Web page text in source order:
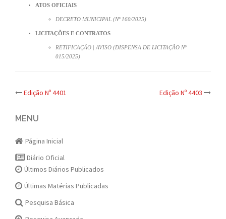
ATOS OFICIAIS
DECRETO MUNICIPAL (Nº 160/2025)
LICITAÇÕES E CONTRATOS
RETIFICAÇÃO | AVISO (DISPENSA DE LICITAÇÃO Nº
015/2025)
Post
navigation
Edição Nº 4401 Edição Nº 4403
MENU
Página Inicial
Diário Oficial
Últimos Diários Publicados
Últimas Matérias Publicadas
Pesquisa Básica